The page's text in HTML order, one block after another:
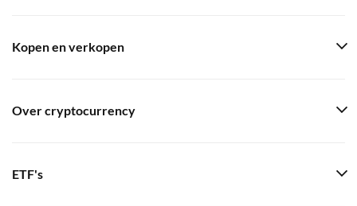
Kopen en verkopen
Over cryptocurrency
ETF's